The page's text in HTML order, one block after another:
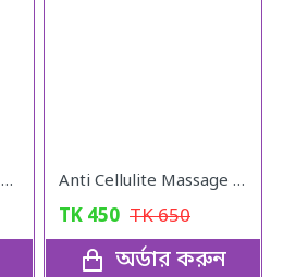
16 pcs Stainless Steel Nail Cutter Clipper Tool Box Set For Personal Care Manicure Set Anti Cellulite Massage Oil
TK 450 TK650
অর্ডার করুন